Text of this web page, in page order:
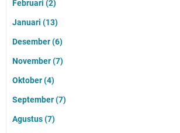
Februari (2)
Januari (13)
Desember(6)
November(7)
Oktober(4)
September(7)
Agustus(7)